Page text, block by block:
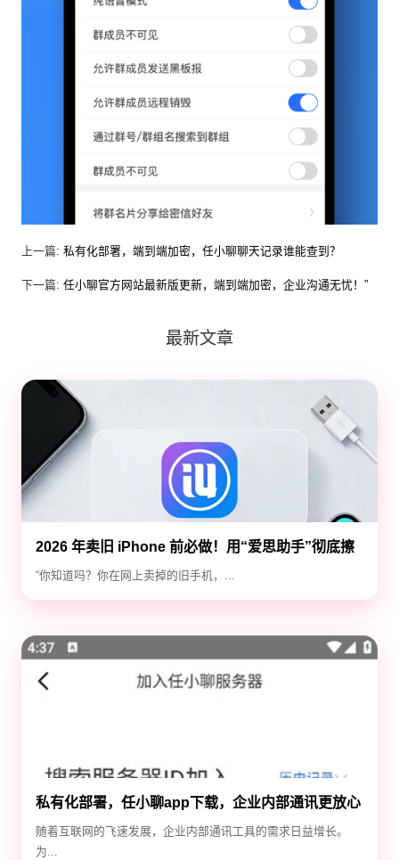
上一篇: 私有化部署，端到端加密，任小聊聊天记录谁能查到？
下一篇: 任小聊官方网站最新版更新，端到端加密，企业沟通无忧！”
最新文章
2026 年卖旧 iPhone 前必做！用“爱思助手”彻底擦
除隐私，防止数据泄露
“你知道吗？你在网上卖掉的旧手机，...
私有化部署，任小聊app下载，企业内部通讯更放心
随着互联网的飞速发展，企业内部通讯工具的需求日益增长。
为...